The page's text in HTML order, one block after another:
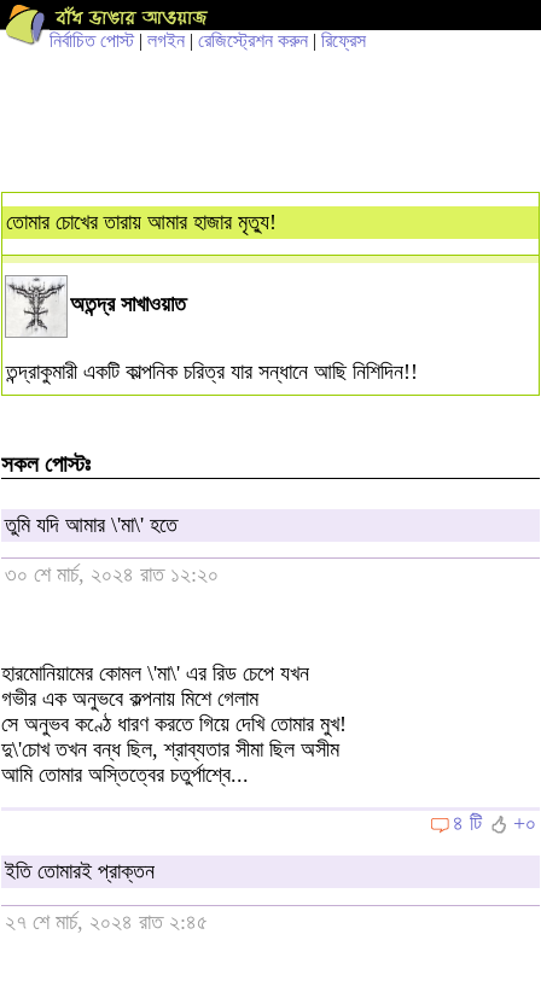
নির্বাচিত পোস্ট| লগইন | রেজিস্ট্রেশন করুন | রিফ্রেস
তোমার চোখের তারায় আমার হাজার মৃত্যু!
অতন্দ্র সাখাওয়াত
তন্দ্রাকুমারী একটি কাল্পনিক চরিত্র যার সন্ধানে আছি নিশিদিন!!
সকল পোস্টঃ
তুমি যদি আমার \'মা\' হতে
৩০ শে মার্চ, ২০২৪ রাত ১২:২০
হারমোনিয়ামের কোমল \'মা\' এর রিড চেপে যখন
গভীর এক অনুভবে কল্পনায় মিশে গেলাম
সে অনুভব কণ্ঠে ধারণ করতে গিয়ে দেখি তোমার মুখ!
দু\'চোখ তখন বন্ধ ছিল, শ্রাব্যতার সীমা ছিল অসীম
আমি তোমার অস্তিত্বের চতুর্পাশ্বে...
৪ টি
+০
ইতি তোমারই প্রাক্তন
২৭ শে মার্চ, ২০২৪ রাত ২:৪৫